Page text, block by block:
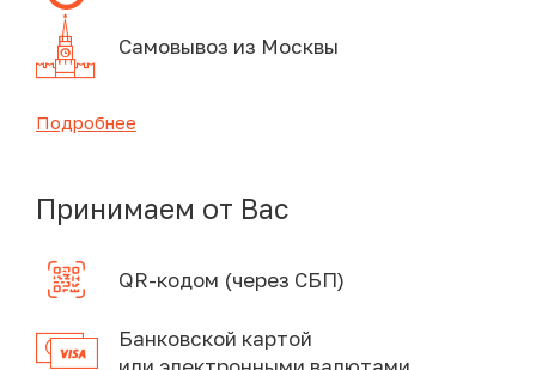
Самовывоз из Москвы
Подробнее
Принимаем от Вас
QR-кодом (через СБП)
Банковской картой